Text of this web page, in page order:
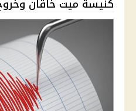
كنيسة ميت خاقان